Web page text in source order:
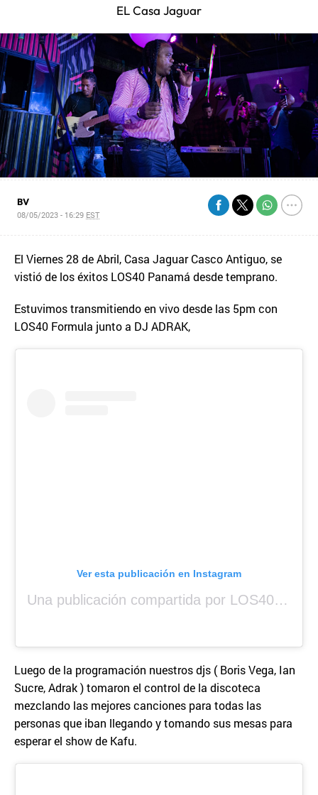
EL Casa Jaguar
BV
08/05/2023 - 16:29 EST
El Viernes 28 de Abril, Casa Jaguar Casco Antiguo, se
vistió de los éxitos LOS40 Panamá desde temprano.
Estuvimos transmitiendo en vivo desde las 5pm con
LOS40 Formula junto a DJ ADRAK,
Ver esta publicación en Instagram
Una publicación compartida por LOS40 Panamá (@los40panama)
Luego de la programación nuestros djs ( Boris Vega, Ian
Sucre, Adrak ) tomaron el control de la discoteca
mezclando las mejores canciones para todas las
personas que iban llegando y tomando sus mesas para
esperar el show de Kafu.